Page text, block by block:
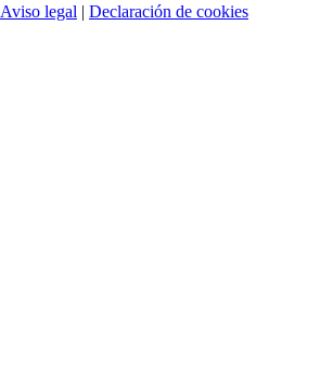
Aviso legal | Declaración de cookies